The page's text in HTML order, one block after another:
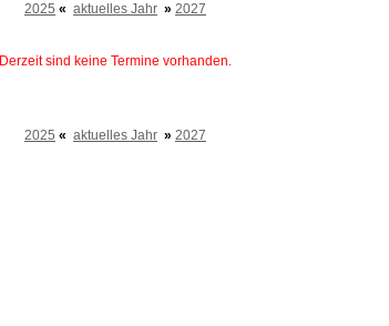
2025 « aktuelles Jahr » 2027
Derzeit sind keine Termine vorhanden.
2025 « aktuelles Jahr » 2027